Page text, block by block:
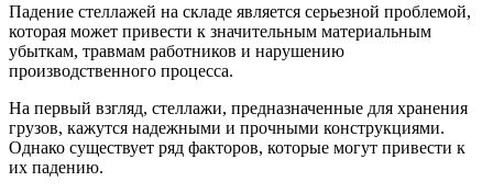
Падение стеллажей на складе является серьезной проблемой,
которая может привести к значительным материальным
убыткам, травмам работников и нарушению
производственного процесса.
На первый взгляд, стеллажи, предназначенные для хранения
грузов, кажутся надежными и прочными конструкциями.
Однако существует ряд факторов, которые могут привести к
их падению.